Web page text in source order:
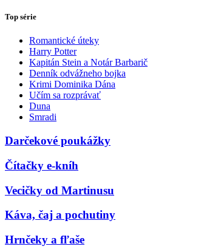
Top série
Romantické úteky
Harry Potter
Kapitán Stein a Notár Barbarič
Denník odvážneho bojka
Krimi Dominika Dána
Učím sa rozprávať
Duna
Smradi
Darčekové poukážky
Čítačky e-kníh
Vecičky od Martinusu
Káva, čaj a pochutiny
Hrnčeky a fľaše